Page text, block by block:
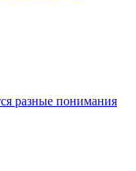
разные понимания